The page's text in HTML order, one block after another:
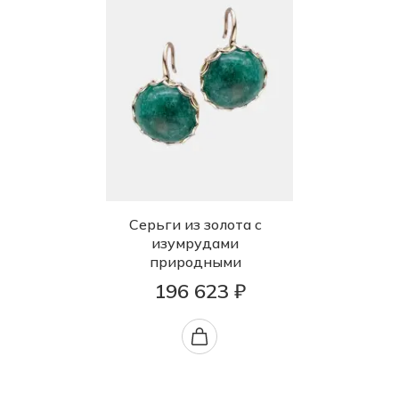
Серьги из золота с
изумрудами
природными
196 623 ₽